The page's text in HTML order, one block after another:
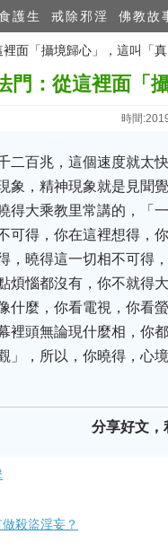
護生 戒除邪淫 佛教故
面「攝境歸心」，這叫「真
門：從這裡面「
時間
二百兆，這個速度就太
象，精神現象就是見聞
得大乘教里常講的，「
可得，你在這裡想得，
，曉得這一切相不可得
煩惱都沒有，你不就得
什麼，你看電視，你看
裡頭無論現什麼相，你
」，所以，你曉得，心
分享好文，
殺盜淫妄？